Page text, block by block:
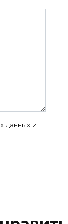
данных и